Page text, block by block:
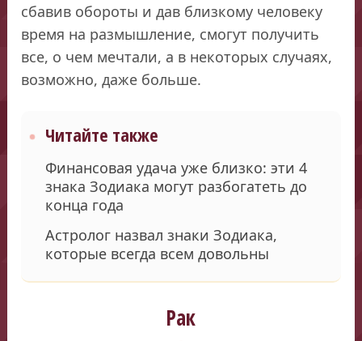
сбавив обороты и дав близкому человеку
время на размышление, смогут получить
все, о чем мечтали, а в некоторых случаях,
возможно, даже больше.
Читайте также
Финансовая удача уже близко: эти 4
знака Зодиака могут разбогатеть до
конца года
Астролог назвал знаки Зодиака,
которые всегда всем довольны
Рак